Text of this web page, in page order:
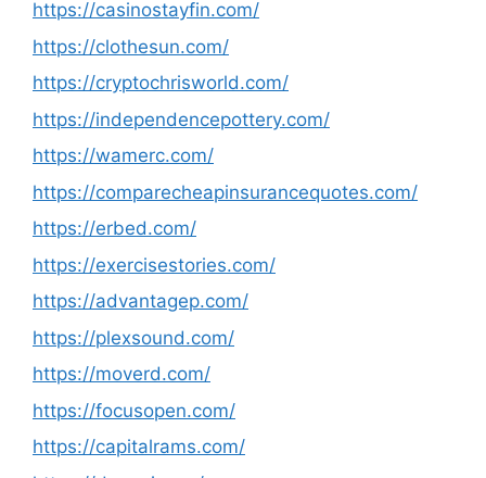
https://casinostayfin.com/
https://clothesun.com/
https://cryptochrisworld.com/
https://independencepottery.com/
https://wamerc.com/
https://comparecheapinsurancequotes.com/
https://erbed.com/
https://exercisestories.com/
https://advantagep.com/
https://plexsound.com/
https://moverd.com/
https://focusopen.com/
https://capitalrams.com/